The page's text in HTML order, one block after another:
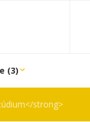
(3)
strong>